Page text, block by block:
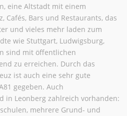
eine Altstadt mit einem
Cafés, Bars und Restaurants, das
und vieles mehr laden zum
wie Stuttgart, Ludwigsburg,
sind mit öffentlichen
zu erreichen. Durch das
ist auch eine sehr gute
gegeben. Auch
in Leonberg zahlreich vorhanden:
mehrere Grund- und